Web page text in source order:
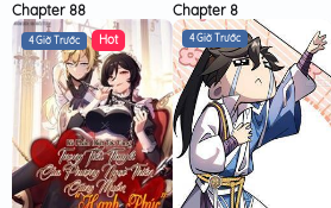
Chapter 88
Chapter 8
4 Giờ Trước 4 Giờ Trước